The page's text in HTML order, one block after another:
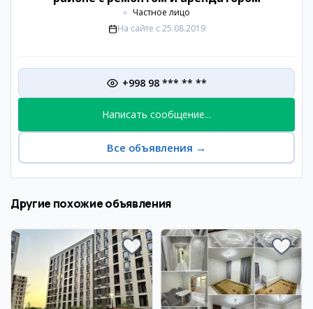
Частное лицо
На сайте с 25.08.2019
+998 98 *** ** **
Написать сообщение...
Все объявления →
Другие похожие объявления